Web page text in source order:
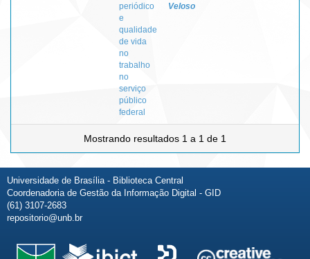
periódico
e
qualidade
de vida
no
trabalho
no
serviço
público
federal
Veloso
Mostrando resultados 1 a 1 de 1
Universidade de Brasília - Biblioteca Central
Coordenadoria de Gestão da Informação Digital - GID
(61) 3107-2683
repositorio@unb.br